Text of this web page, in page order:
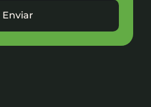
Enviar